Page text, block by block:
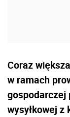
Coraz
w ramach
gospodarczej
wysyłkowej